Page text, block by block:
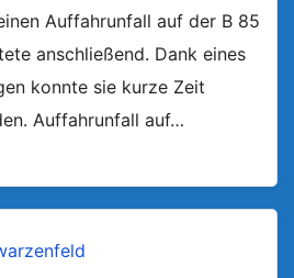
Auffahrunfall auf der B 85
anschließend. Dank eines
konnte sie kurze Zeit
Auffahrunfall auf…